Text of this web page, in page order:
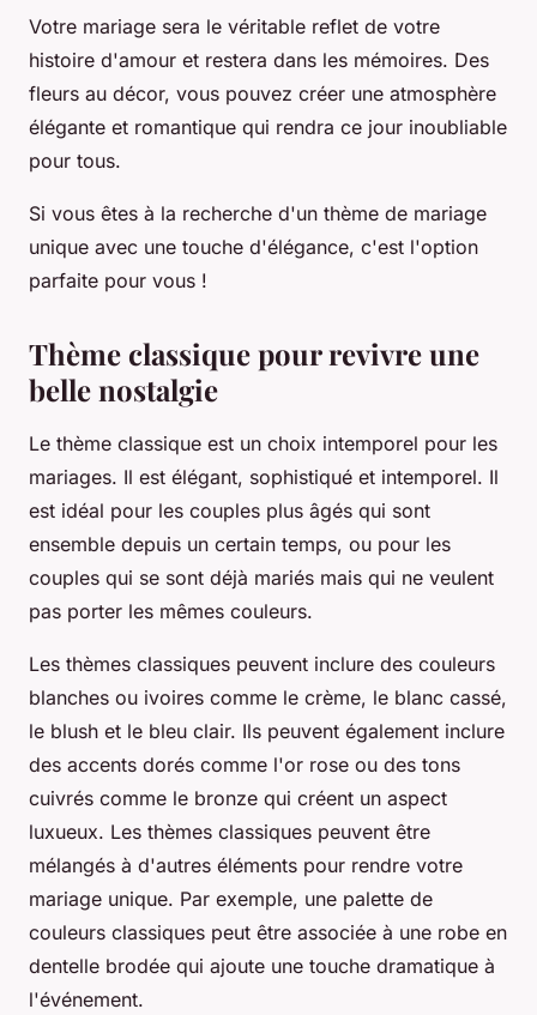
Votre mariage sera le véritable reflet de votre
histoire d'amour et restera dans les mémoires. Des
fleurs au décor, vous pouvez créer une atmosphère
élégante et romantique qui rendra ce jour inoubliable
pour tous.
Si vous êtes à la recherche d'un thème de mariage
unique avec une touche d'élégance, c'est l'option
parfaite pour vous !
Thème classique pour revivre une
belle nostalgie
Le thème classique est un choix intemporel pour les
mariages. Il est élégant, sophistiqué et intemporel. Il
est idéal pour les couples plus âgés qui sont
ensemble depuis un certain temps, ou pour les
couples qui se sont déjà mariés mais qui ne veulent
pas porter les mêmes couleurs.
Les thèmes classiques peuvent inclure des couleurs
blanches ou ivoires comme le crème, le blanc cassé,
le blush et le bleu clair. Ils peuvent également inclure
des accents dorés comme l'or rose ou des tons
cuivrés comme le bronze qui créent un aspect
luxueux. Les thèmes classiques peuvent être
mélangés à d'autres éléments pour rendre votre
mariage unique. Par exemple, une palette de
couleurs classiques peut être associée à une robe en
dentelle brodée qui ajoute une touche dramatique à
l'événement.